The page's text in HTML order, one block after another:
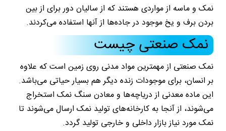
نمک و ماسه از مواردی هستند که از سالیان دور برای از بین
بردن برف و یخ موجود در جاده‌ها از آنها استفاده می‌کردند.
نمک صنعتی چیست
نمک صنعتی از مهمترین مواد مدنی روی زمین است که علاوه
بر انسان، برای موجودات زنده دیگر هم بسیار حیاتی می‌باشد.
این ماده معدنی از دریاچه‌ها و معادن سنگ نمک استخراج
می‌شوند، از آنجا به کارخانه‌های تولید نمک ارسال می‌شوند تا
نمک مورد نیاز بازار داخلی و خارجی تولید گردد.